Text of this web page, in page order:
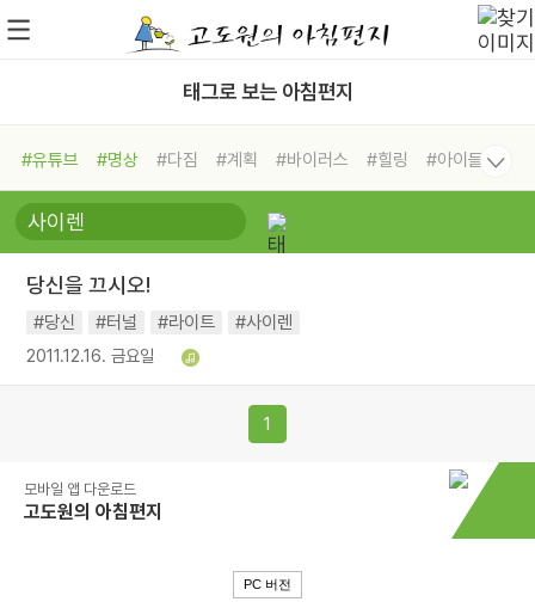
태그로 보는 아침편지
#유튜브 #명상 #다짐 #계획 #바이러스 #힐링
#아이들
#비전캠프
#독서캠프 #삶
#희망
#나눔 #친구 #링컨학교
#독서
#건강 #면역력
당신을 끄시오!
#당신 #터널 #라이트 #사이렌
2011.12.16. 금요일
1
모바일 앱 다운로드
고도원의 아침편지
PC 버전